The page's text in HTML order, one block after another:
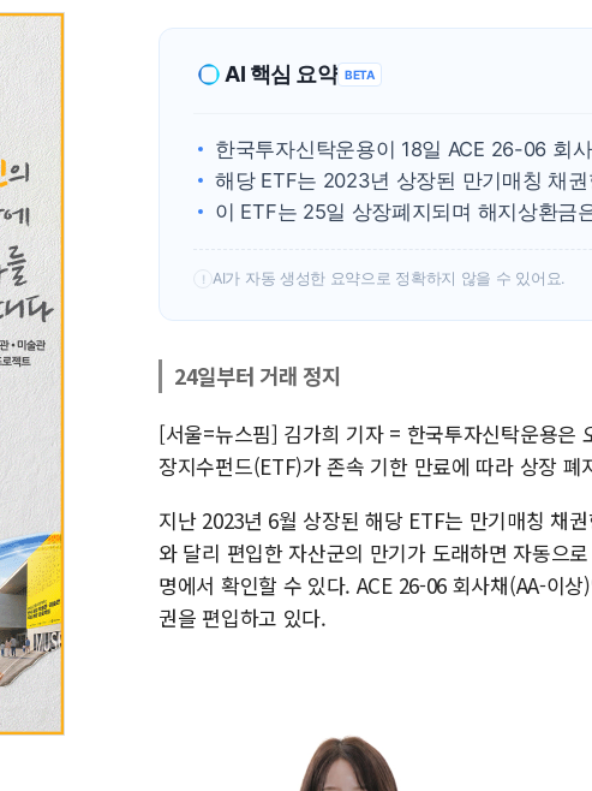
AI 핵심 요약 BETA
한국투자신탁운용이 18일 ACE 26-06 회
해당 ETF는 2023년 상장된 만기매칭 채
이 ETF는 25일 상장폐지되며 해지상환금
! AI가 자동 생성한 요약으로 정확하지 않을 수 있어요.
24일부터 거래 정지
[서울=뉴스핌] 김가희 기자 = 한국투자신탁운용은
장지수펀드(ETF)가 존속 기한 만료에 따라 상장 폐
지난 2023년 6월 상장된 해당 ETF는 만기매칭 채
와 달리 편입한 자산군의 만기가 도래하면 자동으
명에서 확인할 수 있다. ACE 26-06 회사채(AA-이
권을 편입하고 있다.